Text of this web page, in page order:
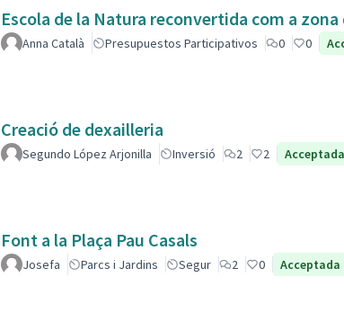
Escola de la Natura reconvertida com a
Anna Català Presupuestos Participativos 0 0
Creació de dexailleria
Segundo López Arjonilla Inversió 2 2 Acceptada
Font a la Plaça Pau Casals
Josefa Parcs i Jardins Segur 2 0 Acceptada